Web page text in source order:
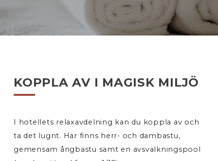
KOPPLA AV I MAGISK MILJÖ
I hotellets relaxavdelning kan du koppla av och
ta det lugnt. Här finns herr- och dambastu,
gemensam ångbastu samt en avsvalkningspool